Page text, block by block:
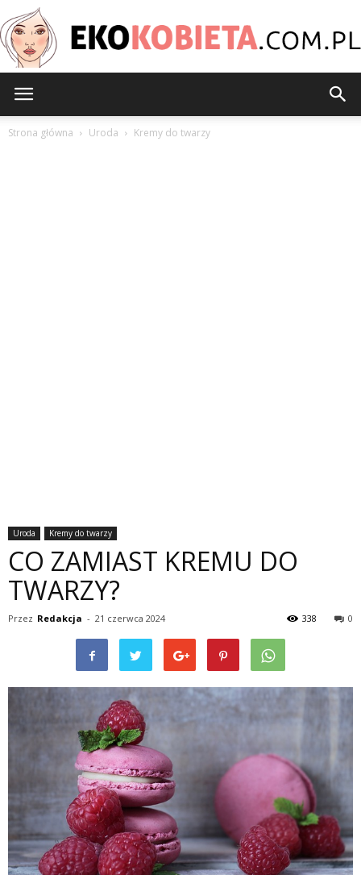
Strona główna Uroda Kremy do twarzy
Uroda Kremy do twarzy
CO ZAMIAST KREMU DO
TWARZY?
Przez Redakcja - 21 czerwca 2024 0
338